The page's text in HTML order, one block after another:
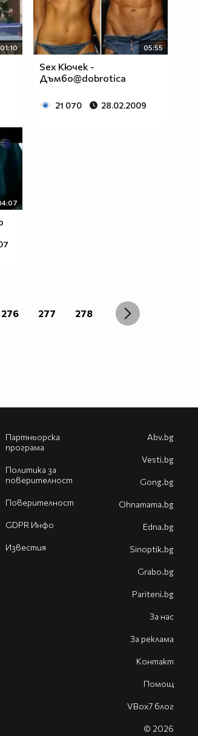
01:10 05:55
Sex Кючек -
Дъмбо@dobrotica
21 070 28.02.2009
276 277 278
Партньорска
програма
Политика за
поверителност
Поверителност
GDPR Инфо
Известия
Abv.bg
Vesti.bg
Gong.bg
Оhnamama.bg
Edna.bg
Sinoptik.bg
Grabo.bg
Pariteni.bg
За нас
За реклама
Контакт
Помощ
VBox7 блог
© 2026